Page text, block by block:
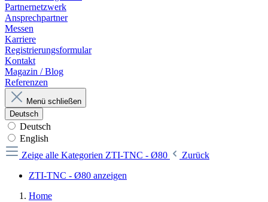
Partnernetzwerk
Ansprechpartner
Messen
Karriere
Registrierungsformular
Kontakt
Magazin / Blog
Referenzen
Menü schließen
Deutsch
Deutsch
English
Zeige alle Kategorien ZTI-TNC - Ø80
Zurück
ZTI-TNC - Ø80 anzeigen
Home